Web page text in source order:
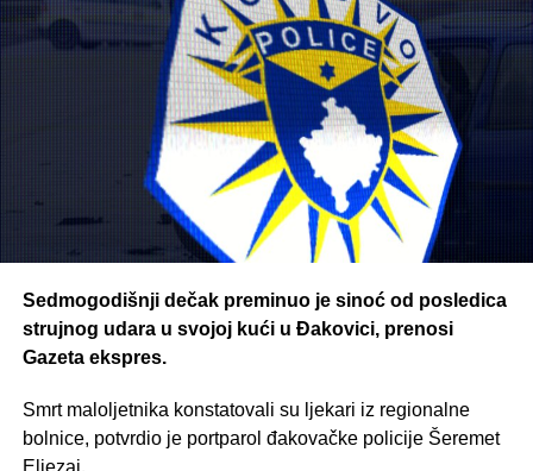
Sedmogodišnji dečak preminuo je sinoć od posledica
strujnog udara u svojoj kući u Đakovici, prenosi
Gazeta ekspres.
Smrt maloljetnika konstatovali su ljekari iz regionalne
bolnice, potvrdio je portparol đakovačke policije Šeremet
Eljezaj.